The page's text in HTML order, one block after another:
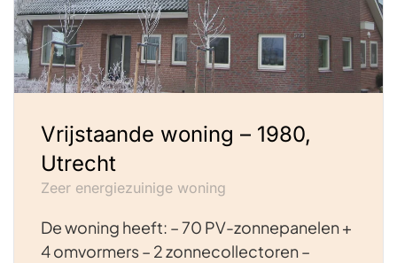
Vrijstaande woning – 1980,
Utrecht
Zeer energiezuinige woning
De woning heeft: – 70 PV-zonnepanelen +
4 omvormers – 2 zonnecollectoren –